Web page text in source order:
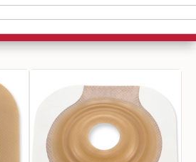
um Produkte zu finden, die Sie